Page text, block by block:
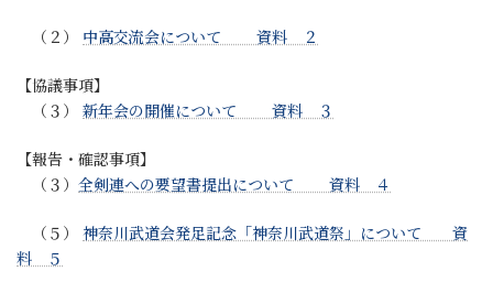
（２） 中高交流会について 資料 ２
【協議事項】
（３） 新年会の開催について 資料 ３
【報告・確認事項】
（３） 全剣連への要望書提出について 資料 ４
（５） 神奈川武道会発足記念「神奈川武道祭」について 資
料 ５